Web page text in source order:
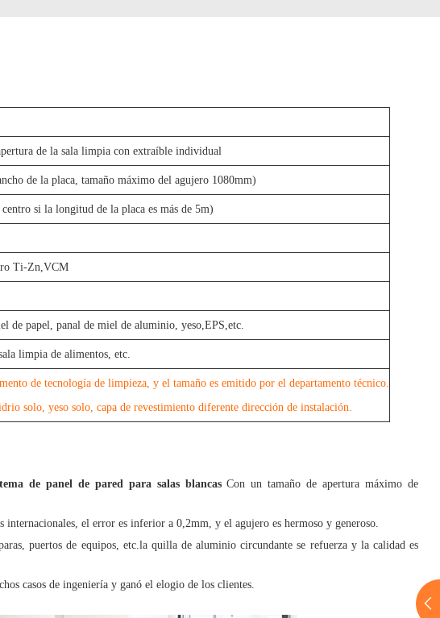
de la sala limpia con extraíble individual
de la placa, tamaño máximo del agujero 1080mm)
si la longitud de la placa es más de 5m)
Ti-Zn,VCM
de papel, panal de miel de aluminio, yeso,EPS,etc.
limpia de alimentos, etc.
de tecnología de limpieza, y el tamaño es emitido por el departamento técnico.
solo, yeso solo, capa de revestimiento diferente dirección de instalación.
de panel de pared para salas blancasCon un tamaño de apertura máximo de
internacionales, el error es inferior a 0,2mm, y el agujero es hermoso y generoso.
puertos de equipos, etc.la quilla de aluminio circundante se refuerza y la calidad es
casos de ingeniería y ganó el elogio de los clientes.